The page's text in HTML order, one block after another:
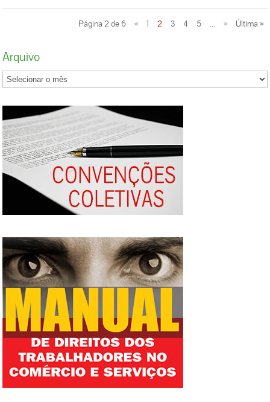
também a nossa, de construir, dia após dia,
um futuro mais digno e justo para todos.
Página 2 de 6 « 1 2 3 4 5 ... » Última »
Arquivo